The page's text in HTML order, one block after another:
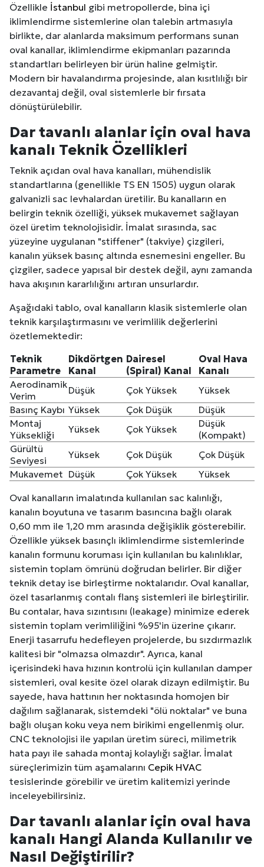
Özellikle İstanbul gibi metropollerde, bina içi
iklimlendirme sistemlerine olan talebin artmasıyla
birlikte, dar alanlarda maksimum performans sunan
oval kanallar, iklimlendirme ekipmanları pazarında
standartları belirleyen bir ürün haline gelmiştir.
Modern bir havalandırma projesinde, alan kısıtlılığı bir
dezavantaj değil, oval sistemlerle bir fırsata
dönüştürülebilir.
Dar tavanlı alanlar için oval hava
kanalı Teknik Özellikleri
Teknik açıdan oval hava kanalları, mühendislik
standartlarına (genellikle TS EN 1505) uygun olarak
galvanizli sac levhalardan üretilir. Bu kanalların en
belirgin teknik özelliği, yüksek mukavemet sağlayan
özel üretim teknolojisidir. İmalat sırasında, sac
yüzeyine uygulanan "stiffener" (takviye) çizgileri,
kanalın yüksek basınç altında esnemesini engeller. Bu
çizgiler, sadece yapısal bir destek değil, aynı zamanda
hava akışının kararlılığını artıran unsurlardır.
Aşağıdaki tablo, oval kanalların klasik sistemlerle olan
teknik karşılaştırmasını ve verimlilik değerlerini
özetlemektedir:
Teknik
Parametre
Dikdörtgen
Kanal
Dairesel
(Spiral) Kanal
Oval Hava
Kanalı
Aerodinamik
Verim
Düşük Çok Yüksek
Yüksek
Basınç Kaybı Yüksek Çok Düşük
Düşük
Montaj
Yüksekliği
Yüksek Çok Yüksek
Düşük
(Kompakt)
Gürültü
Seviyesi
Yüksek Çok Düşük
Çok Düşük
Mukavemet Düşük Çok Yüksek
Yüksek
Oval kanalların imalatında kullanılan sac kalınlığı,
kanalın boyutuna ve tasarım basıncına bağlı olarak
0,60 mm ile 1,20 mm arasında değişiklik gösterebilir.
Özellikle yüksek basınçlı iklimlendirme sistemlerinde
kanalın formunu koruması için kullanılan bu kalınlıklar,
sistemin toplam ömrünü doğrudan belirler. Bir diğer
teknik detay ise birleştirme noktalarıdır. Oval kanallar,
özel tasarlanmış contalı flanş sistemleri ile birleştirilir.
Bu contalar, hava sızıntısını (leakage) minimize ederek
sistemin toplam verimliliğini %95'in üzerine çıkarır.
Enerji tasarrufu hedefleyen projelerde, bu sızdırmazlık
kalitesi bir "olmazsa olmazdır". Ayrıca, kanal
içerisindeki hava hızının kontrolü için kullanılan damper
sistemleri, oval kesite özel olarak dizayn edilmiştir. Bu
sayede, hava hattının her noktasında homojen bir
dağılım sağlanarak, sistemdeki "ölü noktalar" ve buna
bağlı oluşan koku veya nem birikimi engellenmiş olur.
CNC teknolojisi ile yapılan üretim süreci, milimetrik
hata payı ile sahada montaj kolaylığı sağlar. İmalat
süreçlerimizin tüm aşamalarını Cepik HVAC
tesislerinde görebilir ve üretim kalitemizi yerinde
inceleyebilirsiniz.
Dar tavanlı alanlar için oval hava
kanalı Hangi Alanda Kullanılır ve
Nasıl Değiştirilir?